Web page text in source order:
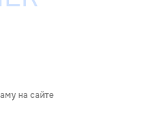
на сайте